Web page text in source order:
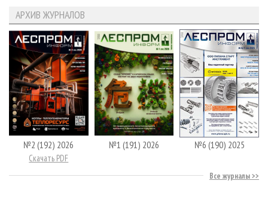
АРХИВ ЖУРНАЛОВ
№2 (192) 2026
Скачать PDF
№1 (191) 2026 №6 (190) 2025
Все журналы